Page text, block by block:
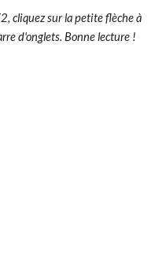
, cliquez sur la petite flèche à
d'onglets. Bonne lecture !